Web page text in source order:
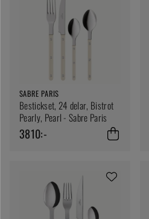
SABRE PARIS
Bestickset, 24 delar, Bistrot
Pearly, Pearl - Sabre Paris
3810:-